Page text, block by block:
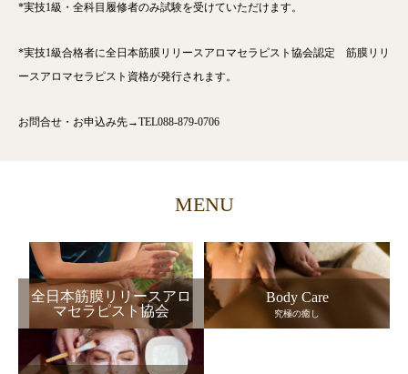
*実技1級・全科目履修者のみ試験を受けていただけます。
*実技1級合格者に全日本筋膜リリースアロマセラピスト協会認定 筋膜リリ
ースアロマセラピスト資格が発行されます。
お問合せ・お申込み先→TEL088-879-0706
MENU
全日本筋膜リリースアロ
マセラピスト協会
Body Care
究極の癒し